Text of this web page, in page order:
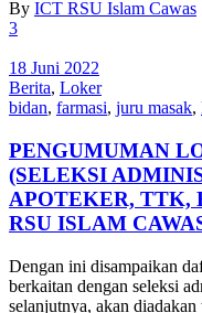
By ICT RSU Islam Cawas
3
18 Juni 2022
Berita, Loker
bidan, farmasi, juru masak,
PENGUMUMAN
(SELEKSI
APOTEKER, TTK,
RSU ISLAM
Dengan ini disampaikan
berkaitan dengan seleksi
selanjutnya, akan